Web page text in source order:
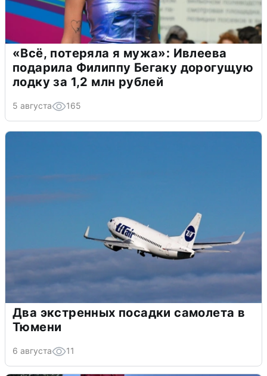
«Всё, потеряла я мужа»: Ивлеева
подарила Филиппу Бегаку дорогущую
лодку за 1,2 млн рублей
5 августа 165
Два экстренных посадки самолета в
Тюмени
6 августа 11